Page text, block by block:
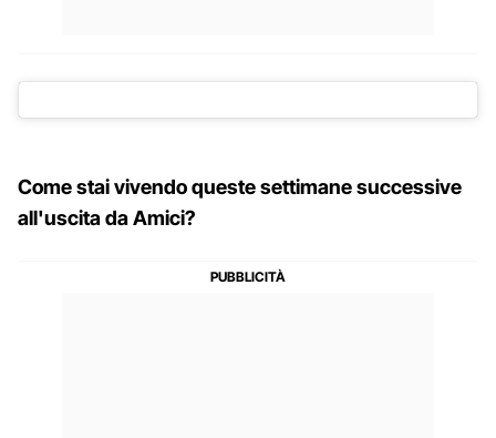
Come stai vivendo queste settimane successive
all'uscita da Amici?